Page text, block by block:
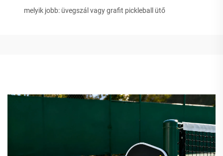
melyik jobb: üvegszál vagy grafit pickleball ütő